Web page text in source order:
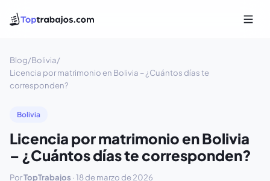
Blog/Bolivia/
Licencia por matrimonio en Bolivia – ¿Cuántos días te
corresponden?
Bolivia
Licencia por matrimonio en Bolivia
– ¿Cuántos días te corresponden?
PorTopTrabajos ·18 de marzo de 2026